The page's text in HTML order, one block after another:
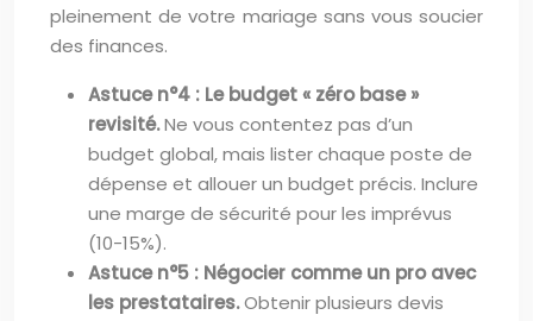
pleinement de votre mariage sans vous soucier
des finances.
Astuce n°4 : Le budget « zéro base »
revisité.Ne vous contentez pas d’un
budget global, mais lister chaque poste de
dépense et allouer un budget précis. Inclure
une marge de sécurité pour les imprévus
(10-15%).
Astuce n°5 : Négocier comme un pro avec
les prestataires.Obtenir plusieurs devis